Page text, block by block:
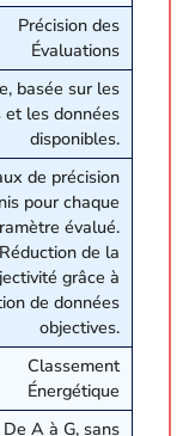
Précision des
Évaluations
basée sur les
les données
disponibles.
de précision
pour chaque
évalué.
Réduction de la
grâce à
de données
objectives.
Classement
Énergétique
De A à G, sans